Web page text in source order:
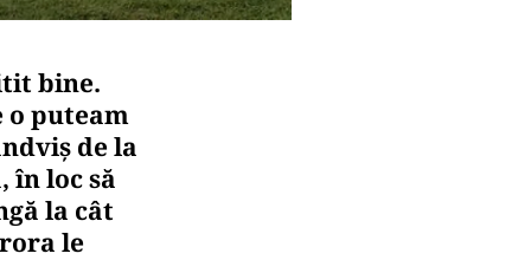
bine.
o puteam
de la
în loc să
la cât
le